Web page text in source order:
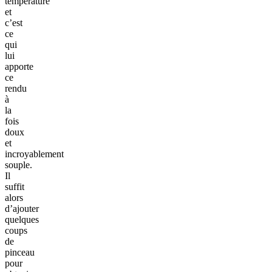
et
c’est
ce
qui
lui
apporte
ce
rendu
à
la
fois
doux
et
incroyablement
souple.
Il
suffit
alors
d’ajouter
quelques
coups
de
pinceau
pour